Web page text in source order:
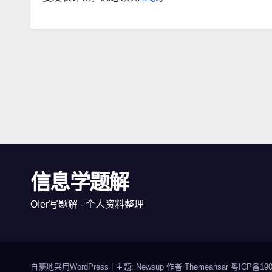
信息学题解
OIer写题解 - 个人资料整理
自豪地采用WordPress 主题: Newsup 作者 Themeansar 粤ICP备